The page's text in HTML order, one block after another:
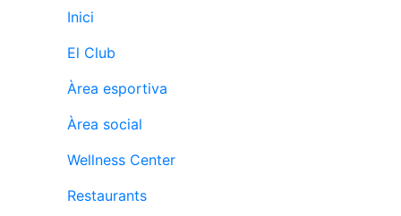
Campionat
Altres esports
Àrea social
Activitats
Socials
Inici
El Club
Àrea esportiva
Àrea social
Wellness Center
Restaurants